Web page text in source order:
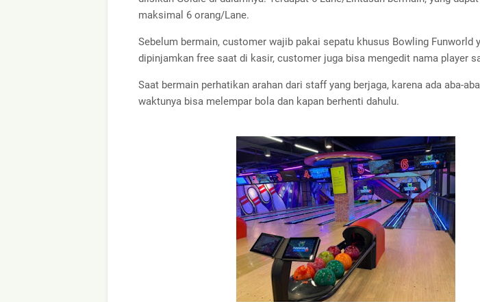
maksimal 6 orang/Lane.
Sebelum bermain, customer wajib pakai sepatu khusus Bowling Funworld
dipinjamkan free saat di kasir, customer juga bisa mengedit nama player
Saat bermain perhatikan arahan dari staff yang berjaga, karena ada aba-
waktunya bisa melempar bola dan kapan berhenti dahulu.